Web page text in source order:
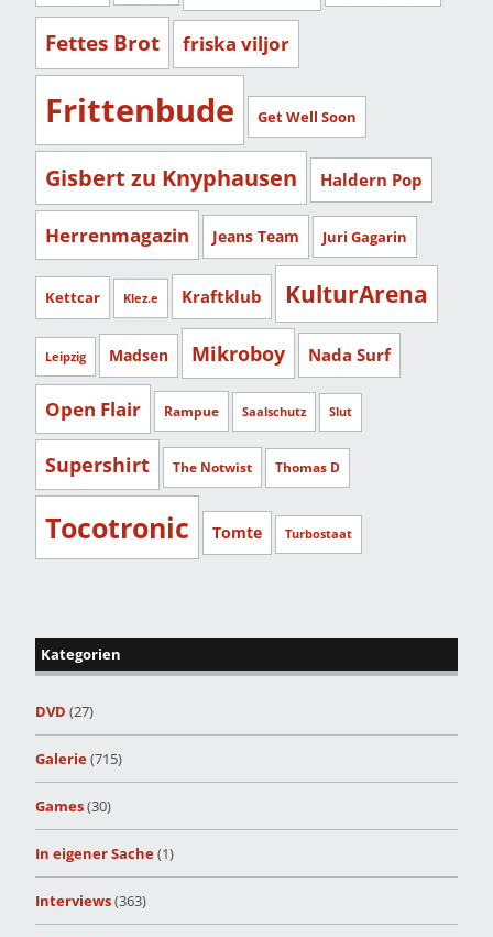
Fettes Brot friska viljor
Frittenbude Get Well Soon
Gisbert zu Knyphausen Haldern Pop
Herrenmagazin Jeans Team Juri Gagarin
Kettcar Klez.e Kraftklub KulturArena
Leipzig Madsen Mikroboy Nada Surf
Open Flair Rampue Saalschutz Slut
Supershirt The Notwist Thomas D
Tocotronic Tomte Turbostaat
Kategorien
DVD (27)
Galerie(715)
Games(30)
In eigener Sache(1)
Interviews(363)